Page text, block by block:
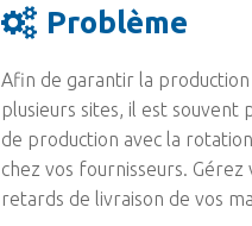
Problème
Afin de garantir la
plusieurs sites, il est
de production avec la
chez vos fournisseurs.
retards de livraison de vos